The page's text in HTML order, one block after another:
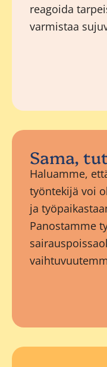
reagoida
varmistaa
Sama,
Haluamme,
työntekijä voi
ja
Panostamme